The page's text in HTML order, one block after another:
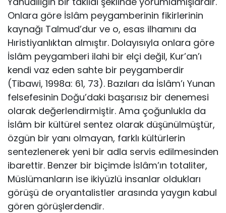
Onlara göre İslâm peygambe­rinin fikirlerinin
kaynağı Talmud’dur ve o, esas ilhamını da
Hıristiyanlıktan al­mıştır. Dolayısıyla onlara göre
İslâm peygamberi ilahi bir elçi değil, Kur’an’ı
kendi vaz eden sahte bir peygamberdir
(Tibawi, 1998a: 61, 73). Bazıları da İs­lâm’ı Yunan
felsefesinin Doğu’daki başarısız bir denemesi
olarak değerlendirmiş­tir. Ama çoğunlukla da
İslâm bir kültürel sentez olarak düşünülmüştür,
özgün bir yanı olmayan, farklı kültürlerin
sentezlenerek yeni bir adla servis edilmesinden
ibarettir. Benzer bir biçimde İslâm’ın totaliter,
Müslümanların ise ikiyüzlü insan­lar oldukları
görüşü de oryantalistler arasında yaygın kabul
gören görüşlerdendir.